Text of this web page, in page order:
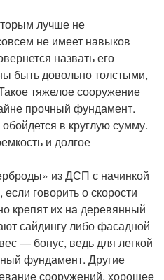
лучше не
не имеет навыков
назвать его
быть довольно толстыми,
тяжелое сооружение
прочный фундамент.
в круглую сумму.
и долгое
из ДСП с начинкой
говорить о скорости
крепят их на деревянный
сайдингу либо фасадной
— бонус, ведь для легкой
фундамент. Другие
сооружений, хорошее